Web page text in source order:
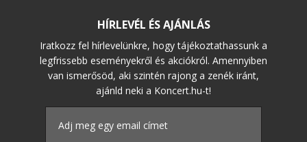
HÍRLEVÉL ÉS AJÁNLÁS
Iratkozz fel hírlevelünkre, hogy tájékoztathassunk a
legfrissebb eseményekről és akciókról. Amennyiben
van ismerősöd, aki szintén rajong a zenék iránt,
ajánld neki a Koncert.hu-t!